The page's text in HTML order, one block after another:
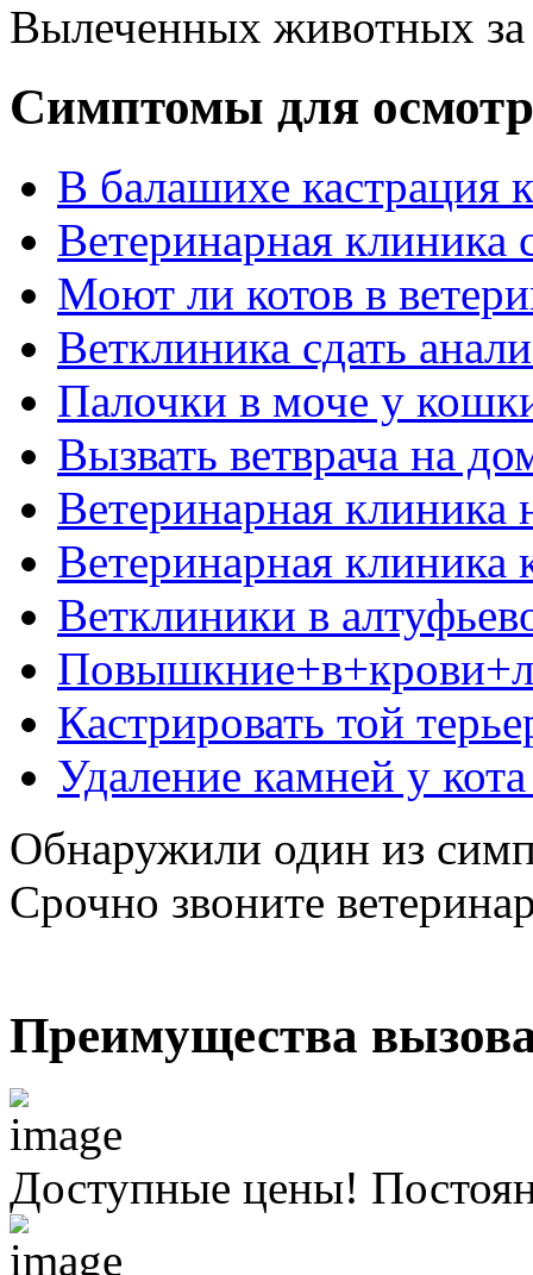
Вылеченных животных
Симптомы для
В балашихе кастрация
Ветеринарная клиника
Моют ли котов в
Ветклиника сдать
Палочки в моче у
Вызвать ветврача на
Ветеринарная клиника
Ветеринарная клиника
Ветклиники в
Кастрировать той
Удаление камней у
Обнаружили один из
Срочно звоните
Преимущества
Доступные цены!